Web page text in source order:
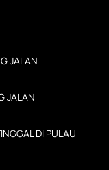
JALAN
JALAN
DI PULAU